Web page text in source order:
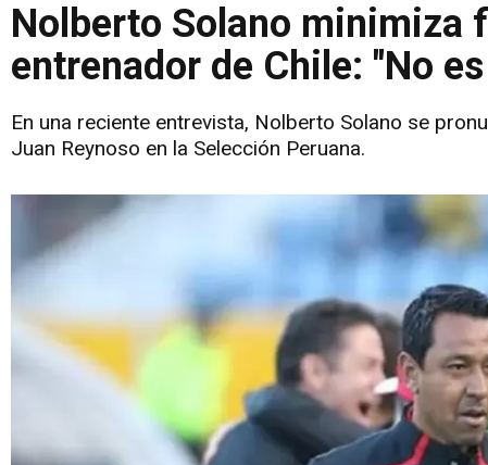
Nolberto Solano minimiza
entrenador de Chile: "No
En una reciente entrevista, Nolberto Solano se
Juan Reynoso en la Selección Peruana.